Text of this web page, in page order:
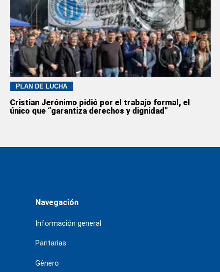
PLAN DE LUCHA
Cristian Jerónimo pidió por el trabajo formal, el
único que “garantiza derechos y dignidad”
Navegación
Información general
Paritarias
Género